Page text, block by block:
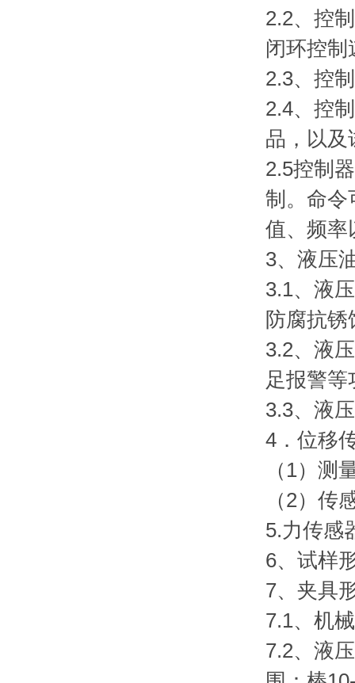
2.2、控
闭环控制
2.3、控
2.4、控
品，以及
2.5控制
制。命令
值、频率
3、液压
3.1、液
防腐抗
3.2、液
足报警
3.3、液
4．位移
（1）测
（2）传
5.力传感
6、试样
7、夹具
7.1、机
7.2、液